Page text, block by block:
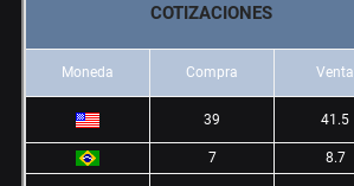
COTIZACIONES
Moneda Compra Venta
39 41.5
7 8.7